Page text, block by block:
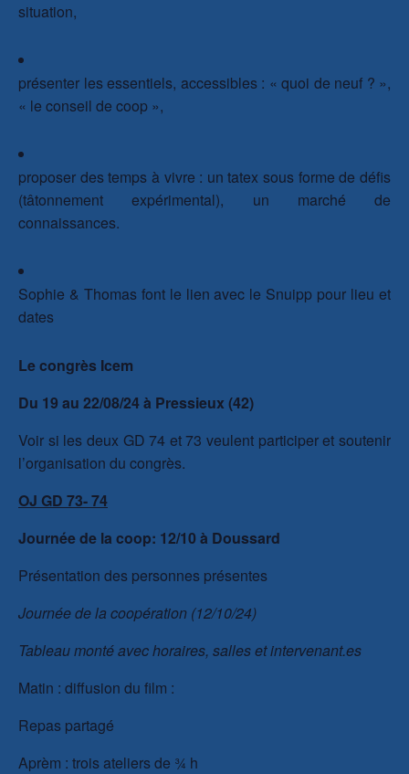
situation,
présenter les essentiels, accessibles : « quoi de neuf ? »,
« le conseil de coop »,
proposer des temps à vivre : un tatex sous forme de défis
(tâtonnement expérimental), un marché de
connaissances.
Sophie & Thomas font le lien avec le Snuipp pour lieu et
dates
Le congrès Icem
Du 19 au 22/08/24 à Pressieux (42)
Voir si les deux GD 74 et 73 veulent participer et soutenir
l’organisation du congrès.
OJ GD 73- 74
Journée de la coop: 12/10 à Doussard
Présentation des personnes présentes
Journée de la coopération (12/10/24)
Tableau monté avec horaires, salles et intervenant.es
Matin : diffusion du film :
Repas partagé
Aprèm : trois ateliers de ¾ h